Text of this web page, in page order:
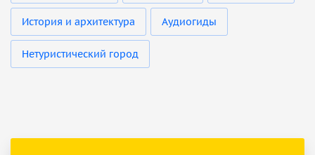
История и архитектура Аудиогиды
Нетуристический город